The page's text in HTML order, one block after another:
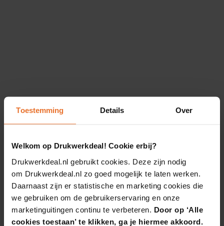
Toestemming Details Over
Welkom op Drukwerkdeal! Cookie erbij?
Drukwerkdeal.nl gebruikt cookies. Deze zijn nodig
om Drukwerkdeal.nl zo goed mogelijk te laten werken.
Daarnaast zijn er statistische en marketing cookies die
we gebruiken om de gebruikerservaring en onze
marketinguitingen continu te verbeteren. Door op ‘Alle
cookies toestaan’ te klikken, ga je hiermee akkoord.